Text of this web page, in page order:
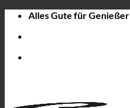
Zum
springen
Alles Gute für Genießer